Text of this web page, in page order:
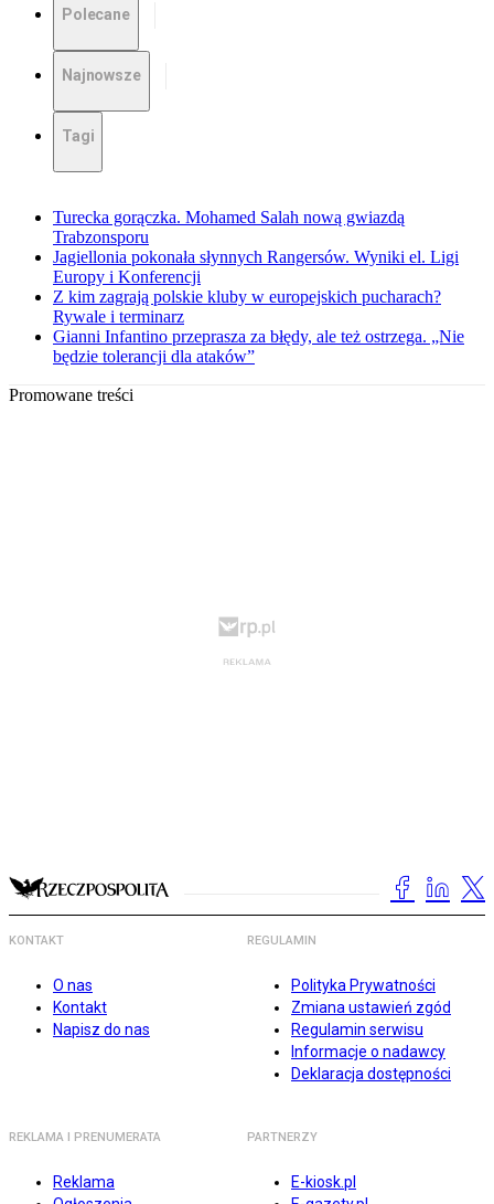
Polecane
Najnowsze
Tagi
Turecka gorączka. Mohamed Salah nową gwiazdą
Trabzonsporu
Jagiellonia pokonała słynnych Rangersów. Wyniki el. Ligi
Europy i Konferencji
Z kim zagrają polskie kluby w europejskich pucharach?
Rywale i terminarz
Gianni Infantino przeprasza za błędy, ale też ostrzega. „Nie
będzie tolerancji dla ataków”
Promowane treści
KONTAKT
O nas
Kontakt
Napisz do nas
REGULAMIN
Polityka Prywatności
Zmiana ustawień zgód
Regulamin serwisu
Informacje o nadawcy
Deklaracja dostępności
REKLAMA I PRENUMERATA
Reklama
PARTNERZY
E-kiosk.pl